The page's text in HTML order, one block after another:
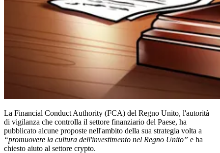
La Financial Conduct Authority (FCA) del Regno Unito, l'autorità
di vigilanza che controlla il settore finanziario del Paese, ha
pubblicato alcune proposte nell'ambito della sua strategia volta a
“promuovere la cultura dell'investimento nel Regno Unito” e ha
chiesto aiuto al settore crypto.